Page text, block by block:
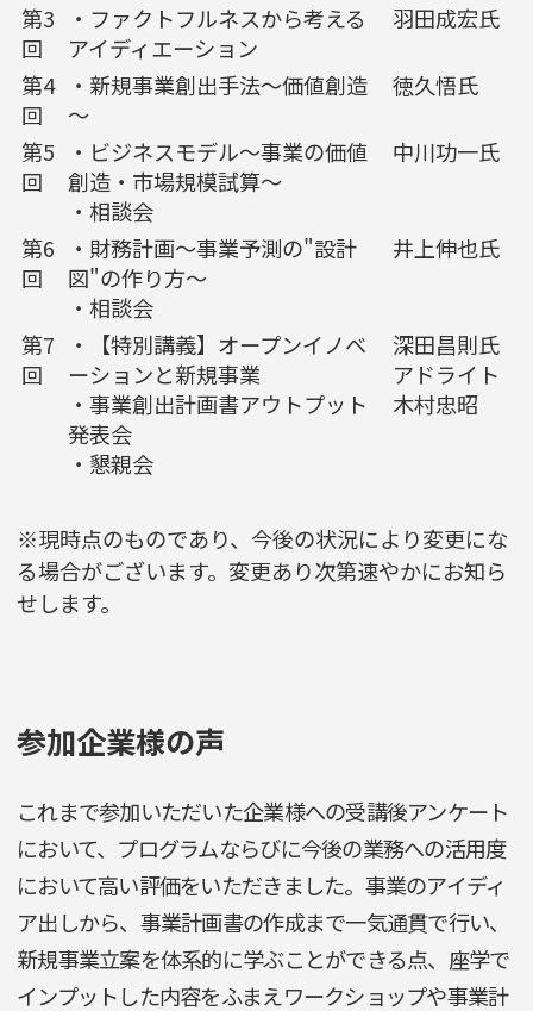
第3
回
・ファクトフルネスから考える
アイディエーション
羽田成宏氏
第4
回
・新規事業創出手法～価値創造
～
徳久悟氏
第5
回
・ビジネスモデル～事業の価値
創造・市場規模試算～
・相談会
中川功一氏
第6
回
・財務計画〜事業予測の"設計
図"の作り方〜
・相談会
井上伸也氏
第7
回
・【特別講義】オープンイノベ
ーションと新規事業
・事業創出計画書アウトプット
発表会
・懇親会
深田昌則氏
アドライト
木村忠昭
※現時点のものであり、今後の状況により変更にな
る場合がございます。変更あり次第速やかにお知ら
せします。
参加企業様の声
これまで参加いただいた企業様への受講後アンケート
において、プログラムならびに今後の業務への活用度
において高い評価をいただきました。事業のアイディ
ア出しから、事業計画書の作成まで一気通貫で行い、
新規事業立案を体系的に学ぶことができる点、座学で
インプットした内容をふまえワークショップや事業計